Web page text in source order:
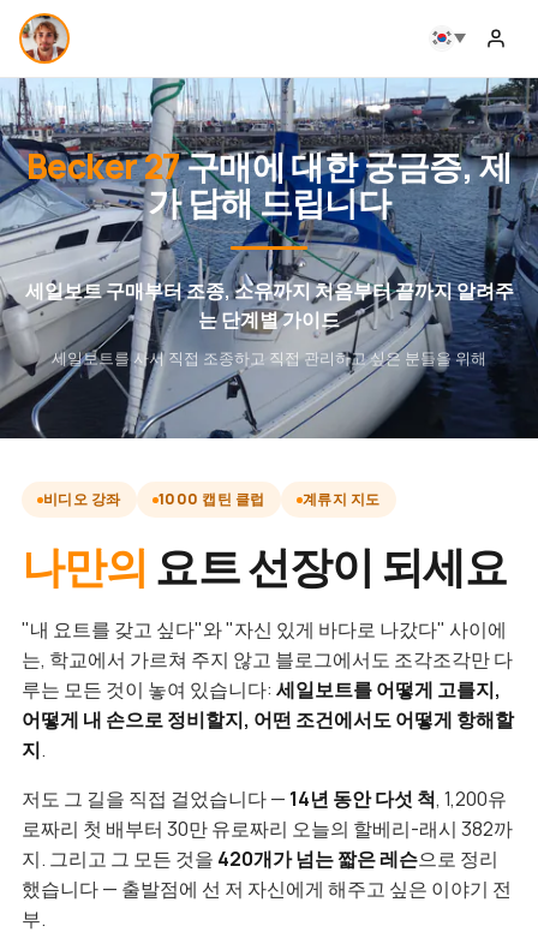
Becker 27구매에 대한 궁금증, 제
가 답해 드립니다
세일보트 구매부터 조종, 소유까지 처음부터 끝까지 알려주
는 단계별 가이드
세일보트를 사서 직접 조종하고 직접 관리하고 싶은 분들을 위해
비디오 강좌 1000 캡틴 클럽 계류지 지도
나만의 요트 선장이 되세요
"내 요트를 갖고 싶다"와 "자신 있게 바다로 나갔다" 사이에
는, 학교에서 가르쳐 주지 않고 블로그에서도 조각조각만 다
루는 모든 것이 놓여 있습니다: 세일보트를 어떻게 고를지,
어떻게 내 손으로 정비할지, 어떤 조건에서도 어떻게 항해할
지.
저도 그 길을 직접 걸었습니다 — 14년 동안 다섯 척, 1,200유
로짜리 첫 배부터 30만 유로짜리 오늘의 할베리-래시 382까
지. 그리고 그 모든 것을 420개가 넘는 짧은 레슨으로 정리
했습니다 — 출발점에 선 저 자신에게 해주고 싶은 이야기 전
부.